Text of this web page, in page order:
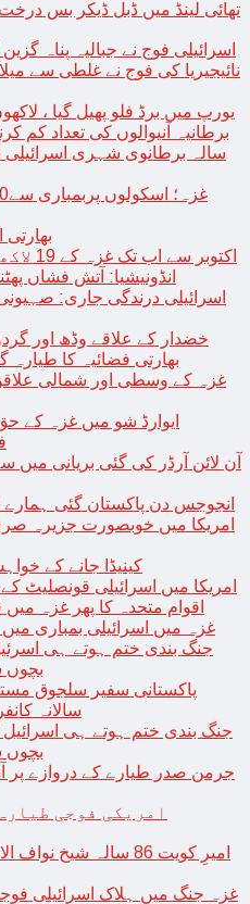
اسرائیلی فوج نے جبالیہ پناہ
نائیجیریا کی فوج نے غلطی سے
یورپ میں برڈ فلو پھیل گیا ،
برطانیہ آنیوالوں کی تعداد کم
7 اکتوبر سے اب تک غزہ کے 19 لاکھ شہری بے گھر ہوگئے
انڈونیشیا: آتش فشاں پھٹنے سے 11 کوہ
اسرائیلی درندگی جاری:
خضدار کے علاقے وڈھ اور
بھارتی فضائیہ کا طیارہ گر کر
غزہ کے وسطی اور شمالی
آن لائن آرڈر کی گئی بریانی
انجوجس دن پاکستان گئی ہمارے
کینیڈا جانے کے
امریکا میں اسرائیلی قونصلیٹ
اقوام متحدہ کا پھر غزہ
غزہ میں اسرائیلی بمباری میں مزید 131
جنگ بندی ختم ہوتے ہی
بچوں سمیت
پاکستانی سفیر سلجوق
سالانہ
جنگ بندی ختم ہوتے ہی
بچوں سمیت
جرمن صدر طیارے کے دروازے پر
امریکی فوجی
امیرِ کویت 86 سالہ
غزہ جنگ میں ہلاک اسرائیلی فوجیوں کی